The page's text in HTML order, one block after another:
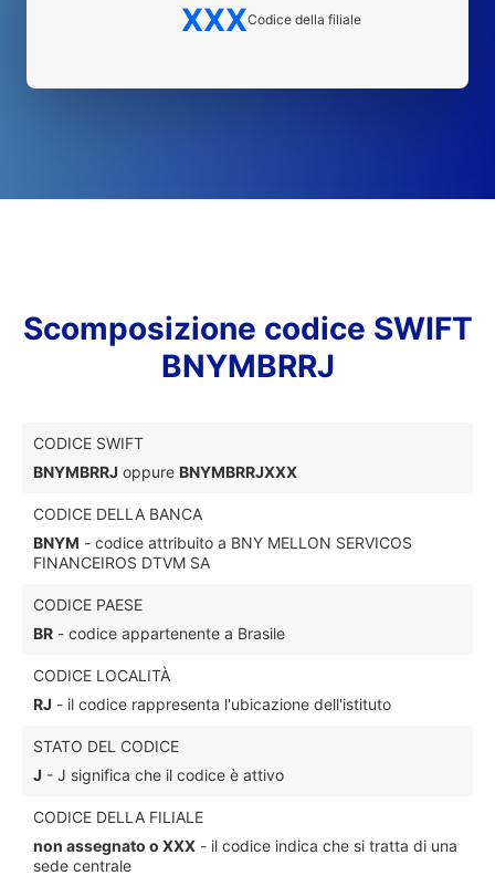
XXXCodice della filiale
Scomposizione codice SWIFT
BNYMBRRJ
CODICE SWIFT
BNYMBRRJ oppure BNYMBRRJXXX
CODICE DELLA BANCA
BNYM - codice attribuito a BNY MELLON SERVICOS
FINANCEIROS DTVM SA
CODICE PAESE
BR - codice appartenente a Brasile
CODICE LOCALITÀ
RJ - il codice rappresenta l'ubicazione dell'istituto
STATO DEL CODICE
J - J significa che il codice è attivo
CODICE DELLA FILIALE
non assegnato o XXX - il codice indica che si tratta di una
sede centrale